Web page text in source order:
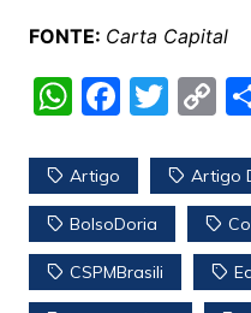
FONTE: Carta Capital
W
at
s
A
p
F
c
e
b
o
T
itt
er
C
p
y
Li
n
Artigo Artigo
BolsoDoria
CSPMBrasili